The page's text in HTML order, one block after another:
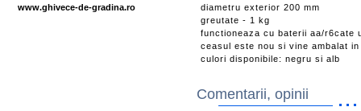
www.ghivece-de-gradina.ro
diametru exterior 200 mm
greutate - 1 kg
functioneaza cu baterii aa/r6cate
ceasul este nou si vine ambalat
culori disponibile: negru si alb
Comentarii, opinii